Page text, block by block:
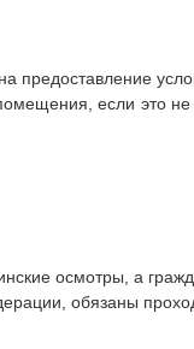
предоставление
если это
осмотры, а
обязаны